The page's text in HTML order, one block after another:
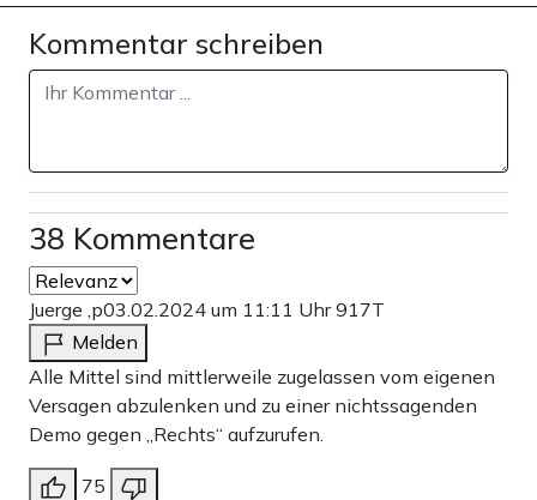
Kommentar schreiben
38 Kommentare
Juerge ,p03.02.2024 um 11:11 Uhr917T
Melden
Alle Mittel sind mittlerweile zugelassen vom eigenen
Versagen abzulenken und zu einer nichtssagenden
Demo gegen „Rechts“ aufzurufen.
75